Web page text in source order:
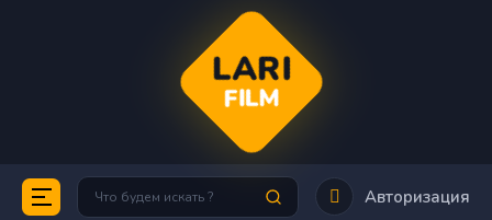
LARI
FILM
Авторизация